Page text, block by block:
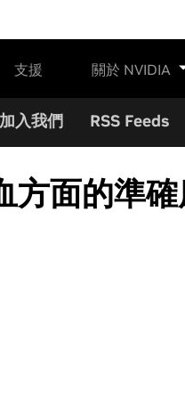
支援 關於 NVIDIA
加入我們 RSS Feeds
方面的準